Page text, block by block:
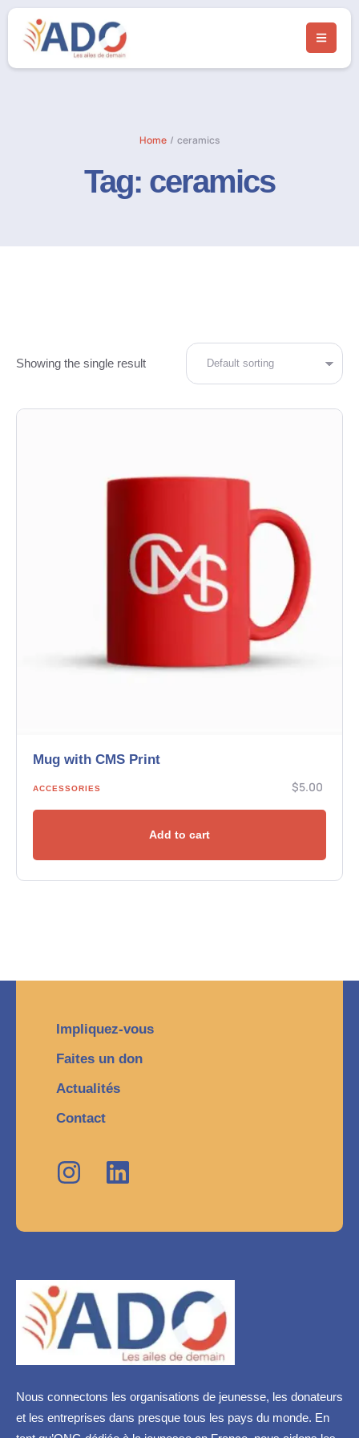
Home / ceramics
Tag: ceramics
Showing the single result
Mug with CMS Print
ACCESSORIES $5.00
Add to cart
Nous connectons les organisations de jeunesse, les donateurs
et les entreprises dans presque tous les pays du monde. En
Impliquez-vous
Faites un don
Actualités
Contact